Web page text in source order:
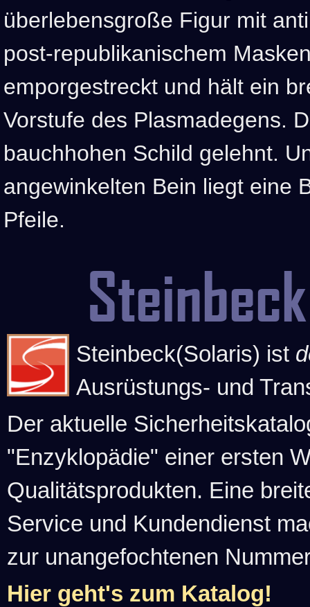
überlebensgroße Figur mit
post-republikanischem
emporgestreckt und hält ein
Vorstufe des Plasmadegens.
bauchhohen Schild gelehnt.
angewinkelten Bein liegt eine
Pfeile.
Steinbeck(Solaris) ist
Ausrüstungs- und
Der aktuelle
"Enzyklopädie" einer ersten
Qualitätsprodukten. Eine
Service und Kundendienst
zur unangefochtenen
Hier geht's zum Katalog!